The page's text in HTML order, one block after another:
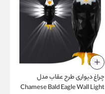
چراغ دیواری طرح عقاب مدل
Chamese Bald Eagle Wall Light